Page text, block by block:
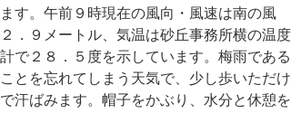
ます。午前９時現在の風向・風速は南の風
２．９メートル、気温は砂丘事務所横の温度
計で２８．５度を示しています。梅雨である
ことを忘れてしまう天気で、少し歩いただけ
で汗ばみます。帽子をかぶり、水分と休憩を